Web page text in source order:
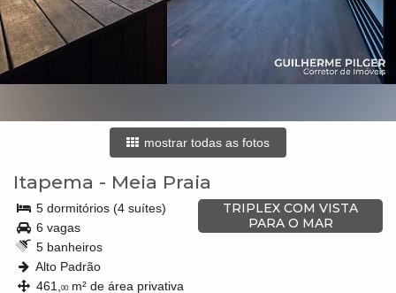
mostrar todas as fotos
Itapema - Meia Praia
TRIPLEX COM VISTA
PARA O MAR
5 dormitórios (4 suítes)
6 vagas
5 banheiros
Alto Padrão
461,
00m² de área privativa